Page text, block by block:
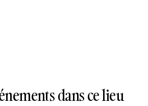
dans ce lieu